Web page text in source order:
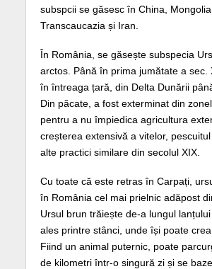
subspcii se găsesc în China, Mongolia,
Transcaucazia și Iran.
În România, se găsește subspecia
arctos. Până în prima jumătate a sec.
în întreaga țară, din Delta Dunării
Din păcate, a fost exterminat din
pentru a nu împiedica agricultura
creșterea extensivă a vitelor,
alte practici similare din secolul XIX.
Cu toate că este retras în Carpați,
în România cel mai prielnic adăpost
Ursul brun trăiește de-a lungul
ales printre stânci, unde își poate crea
Fiind un animal puternic, poate
de kilometri într-o singură zi și se